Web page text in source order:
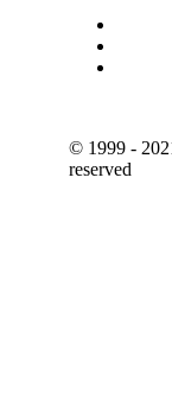
© 1999 -
reserved